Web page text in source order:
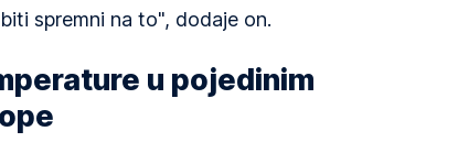
spremni na to", dodaje on.
u pojedinim